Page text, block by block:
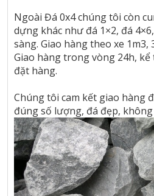
Ngoài Đá 0x4 chúng tôi còn
dựng khác như đá 1×2, đá
sàng. Giao hàng theo xe 1m3,
Giao hàng trong vòng 24h,
đặt hàng.
Chúng tôi cam kết giao hàng
đúng số lượng, đá đẹp,